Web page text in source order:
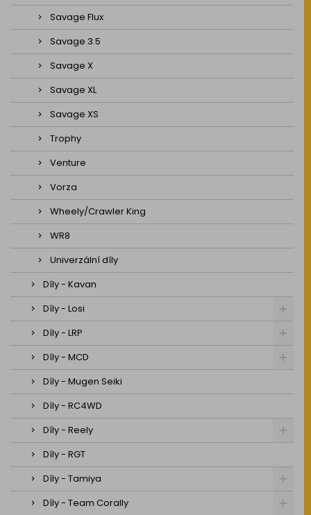
Savage Flux
Savage 3.5
Savage X
Savage XL
Savage XS
Trophy
Venture
Vorza
Wheely/Crawler King
WR8
Univerzální díly
Díly - Kavan
Díly - Losi
Díly - LRP
Díly - MCD
Díly - Mugen Seiki
Díly - RC4WD
Díly - Reely
Díly - RGT
Díly - Tamiya
Díly - Team Corally